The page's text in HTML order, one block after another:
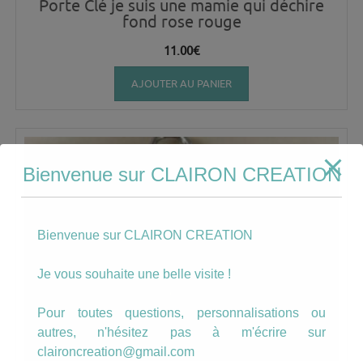
Porte Clé je suis une mamie qui déchire
fond rose rouge
11.00€
AJOUTER AU PANIER
Bienvenue sur CLAIRON CREATION
Bienvenue sur CLAIRON CREATION
Je vous souhaite une belle visite !
Pour toutes questions, personnalisations ou
autres, n'hésitez pas à m'écrire sur
claironcreation@gmail.com